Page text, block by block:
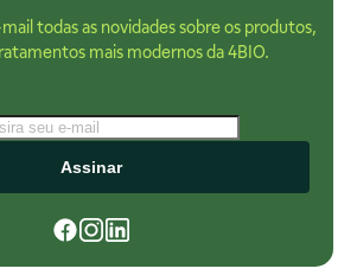
todas as novidades sobre os produtos,
mais modernos da 4BIO.
Assinar